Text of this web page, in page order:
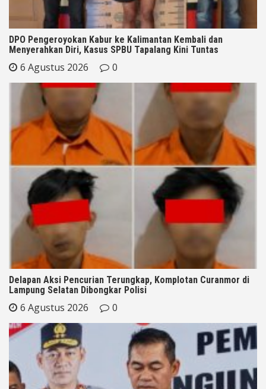
DPO Pengeroyokan Kabur ke Kalimantan Kembali dan
Menyerahkan Diri, Kasus SPBU Tapalang Kini Tuntas
6 Agustus 2026 0
Delapan Aksi Pencurian Terungkap, Komplotan Curanmor di
Lampung Selatan Dibongkar Polisi
6 Agustus 2026 0